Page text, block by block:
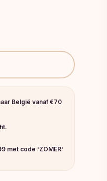
België vanaf €70
met code 'ZOMER'